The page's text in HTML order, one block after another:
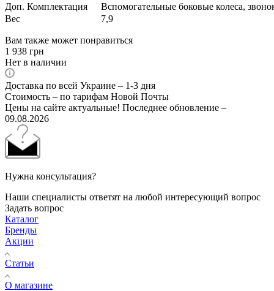
Доп. Комплектация
Вспомогательные боковые колеса,
Вес
7,9
Вам также может понравиться
1 938 грн
Нет в наличии
Доставка по всей Украине – 1-3 дня
Стоимость – по тарифам Новой Почты
Цены на сайте актуальные! Последнее обновление –
09.08.2026
Нужна консультация?
Наши специалисты ответят на любой интересующий вопрос
Задать вопрос
Каталог
Бренды
Акции
Статьи
О магазине